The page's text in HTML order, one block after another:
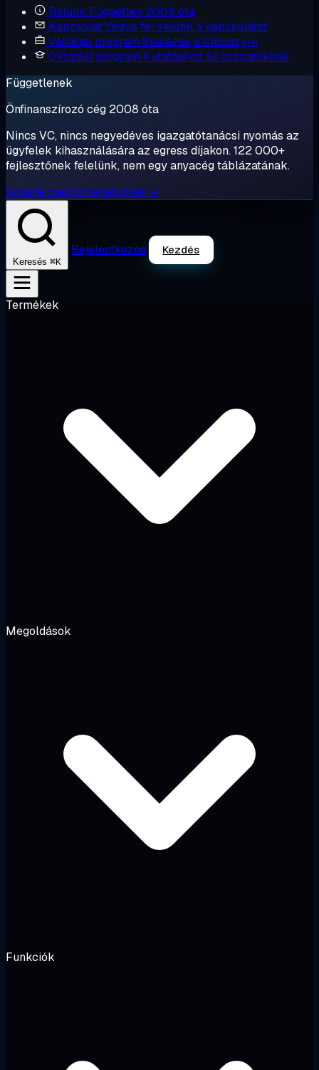
Rólunk Független 2008 óta
KapcsolatVegye fel velünk a kapcsolatot
Vállalati program Skálázás a Cloudzy-n
Oktatási program Kutatáshoz és csapatoknak
Függetlenek
Önfinanszírozó cég 2008 óta
Nincs VC, nincs negyedéves igazgatótanácsi nyomás az
ügyfelek kihasználására az egress díjakon. 122 000+
fejlesztőnek felelünk, nem egy anyacég táblázatának.
Ismerje meg történetünket →
Keresés ⌘K
Bejelentkezés Kezdés
Termékek
Megoldások
Funkciók